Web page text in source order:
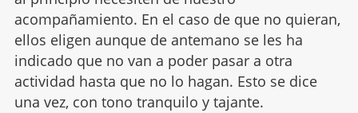
acompañamiento. En el caso de que no quieran,
ellos eligen aunque de antemano se les ha
indicado que no van a poder pasar a otra
actividad hasta que no lo hagan. Esto se dice
una vez, con tono tranquilo y tajante.